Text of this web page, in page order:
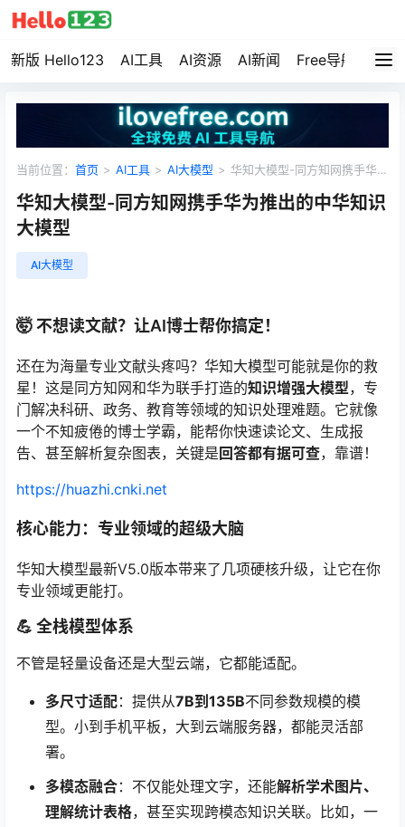
新版 Hello123 AI工具 AI资源 AI新闻 Free导航 资
当前位置： 首页 > AI工具 > AI大模型 > 华知大模型-同方知网携手华为
华知大模型-同方知网携手华为推出的中华知识
大模型
AI大模型
🤯 不想读文献？让AI博士帮你搞定！
还在为海量专业文献头疼吗？华知大模型可能就是你的救
星！这是同方知网和华为联手打造的知识增强大模型，专
门解决科研、政务、教育等领域的知识处理难题。它就像
一个不知疲倦的博士学霸，能帮你快速读论文、生成报
告、甚至解析复杂图表，关键是 回答都有据可查，靠谱！
https://huazhi.cnki.net
核心能力：专业领域的超级大脑
华知大模型最新V5.0版本带来了几项硬核升级，让它在你
专业领域更能打。
💪 全栈模型体系
不管是轻量设备还是大型云端，它都能适配。
多尺寸适配：提供从7B到135B不同参数规模的模
型。小到手机平板，大到云端服务器，都能灵活部
署。
多模态融合：不仅能处理文字，还能解析学术图片、
理解统计表格，甚至实现跨模态知识关联。比如，一